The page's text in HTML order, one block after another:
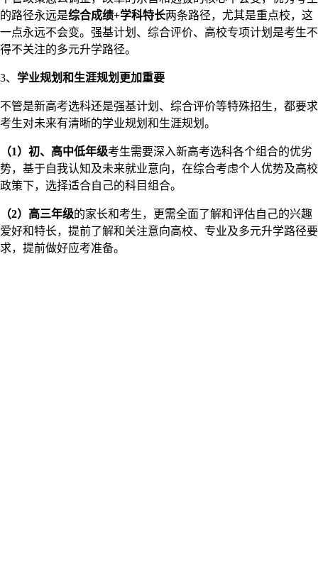
的路径永远是综合成绩+学科特长两条路径，尤其是重点校，这
一点永远不会变。强基计划、综合评价、高校专项计划是考生不
得不关注的多元升学路径。
3、 学业规划和生涯规划更加重要
不管是新高考选科还是强基计划、综合评价等特殊招生，都要求
考生对未来有清晰的学业规划和生涯规划。
（1）初、高中低年级考生需要深入新高考选科各个组合的优劣
势，基于自我认知及未来就业意向，在综合考虑个人优势及高校
政策下，选择适合自己的科目组合。
（2）高三年级的家长和考生，更需全面了解和评估自己的兴趣
爱好和特长，提前了解和关注意向高校、专业及多元升学路径要
求，提前做好应考准备。